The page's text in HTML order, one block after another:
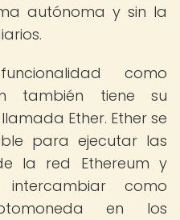
autónoma y sin la
como
también tiene su
Ether. Ether se
para ejecutar las
la red Ethereum y
como
en los